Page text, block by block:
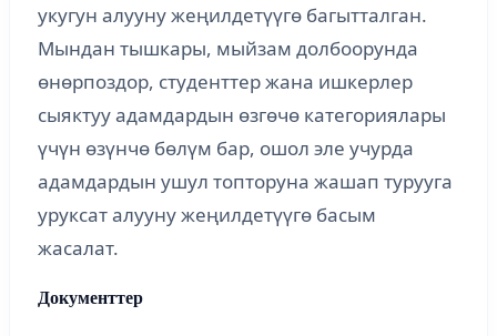
укугун алууну жеңилдетүүгө багытталган.
Мындан тышкары, мыйзам долбоорунда
өнөрпоздор, студенттер жана ишкерлер
сыяктуу адамдардын өзгөчө категориялары
үчүн өзүнчө бөлүм бар, ошол эле учурда
адамдардын ушул топторуна жашап турууга
уруксат алууну жеңилдетүүгө басым
жасалат.
Документтер